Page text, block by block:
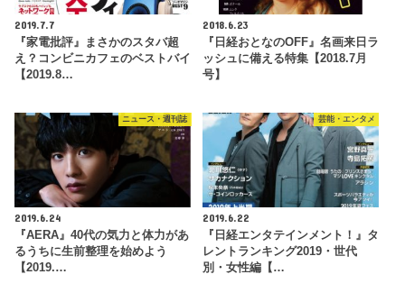
2019.7.7
『家電批評』まさかのスタバ超
え？コンビニカフェのベストバイ
【2019.8…
2018.6.23
『日経おとなのOFF』名画来日ラ
ッシュに備える特集【2018.7月
号】
ニュース・週刊誌
2019.6.24
『AERA』40代の気力と体力があ
るうちに生前整理を始めよう
【2019.…
芸能・エンタメ
2019.6.22
『日経エンタテインメント！』タ
レントランキング2019・世代
別・女性編【…